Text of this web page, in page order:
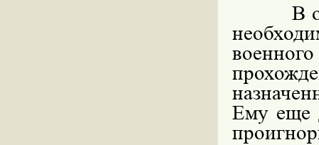
В
Ему еще